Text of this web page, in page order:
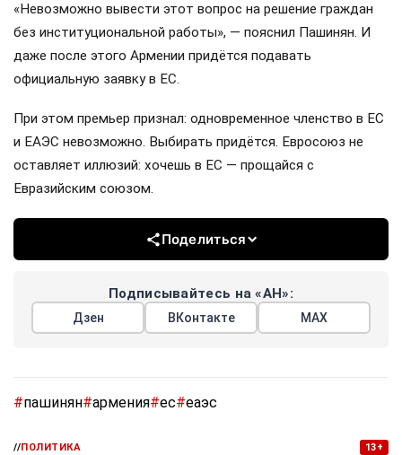
«Невозможно вывести этот вопрос на решение граждан
без институциональной работы», — пояснил Пашинян. И
даже после этого Армении придётся подавать
официальную заявку в ЕС.
При этом премьер признал: одновременное членство в ЕС
и ЕАЭС невозможно. Выбирать придётся. Евросоюз не
оставляет иллюзий: хочешь в ЕС — прощайся с
Евразийским союзом.
Поделиться
Подписывайтесь на «АН»:
Дзен ВКонтакте МАХ
#пашинян#армения#ес#еаэс
//ПОЛИТИКА 13+